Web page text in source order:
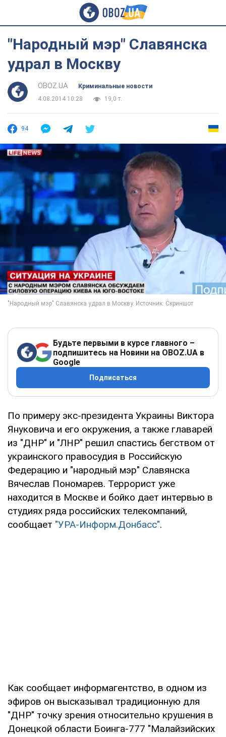
"Народный мэр" Славянска
удрал в Москву
OBOZ.UA
Криминальные новости
4.08.2014 10:28
19,0 т.
94
Будьте первыми в курсе главного –
подпишитесь на Новини на OBOZ.UA в
Google
Подписаться
По примеру экс-президента Украины Виктора
Януковича и его окружения, а также главарей
из "ДНР" и "ЛНР" решил спастись бегством от
украинского правосудия в Российскую
Федерацию и "народный мэр" Славянска
Вячеслав Пономарев. Террорист уже
находится в Москве и бойко дает интервью в
студиях ряда российских телекомпаний,
сообщает "УРА-Информ.Донбасс".
Как сообщает информагентство, в одном из
эфиров он высказывал традиционную для
"ДНР" точку зрения относительно крушения в
Донецкой области Боинга-777 "Малайзийских